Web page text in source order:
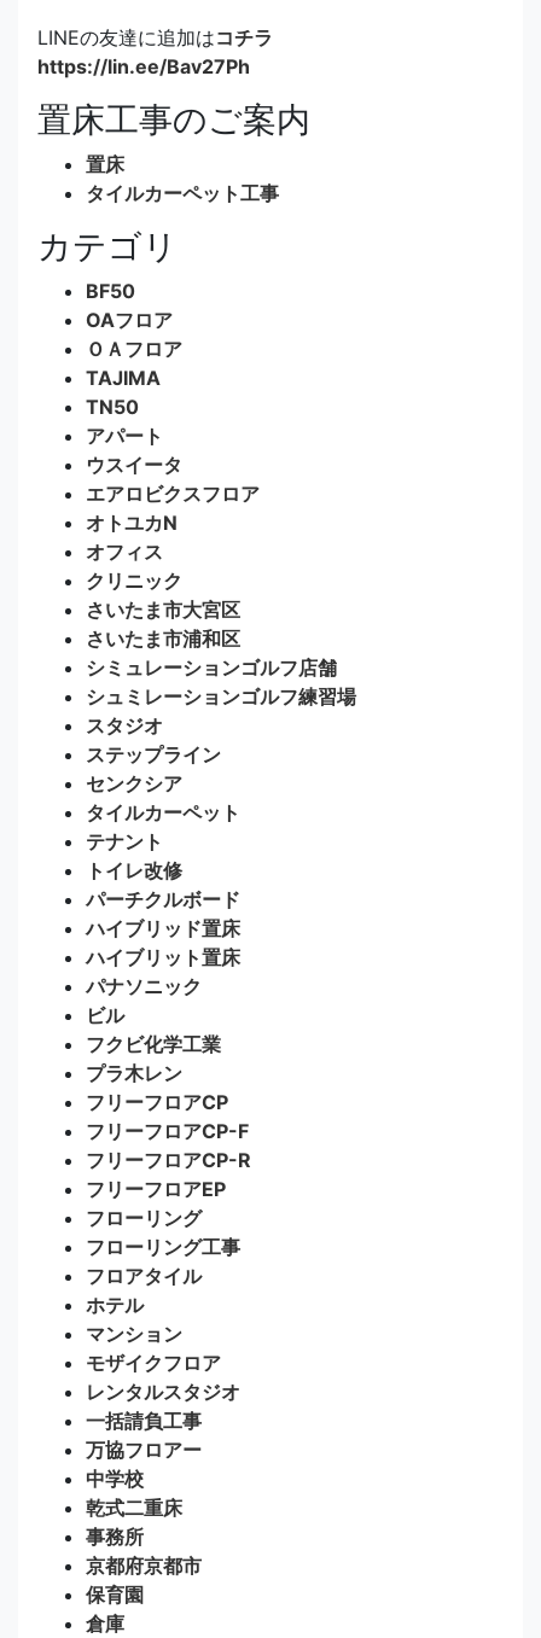
LINEの友達に追加はコチラ
https://lin.ee/Bav27Ph
置床工事のご案内
置床
タイルカーペット工事
カテゴリ
BF50
OAフロア
ＯＡフロア
TAJIMA
TN50
アパート
ウスイータ
エアロビクスフロア
オトユカN
オフィス
クリニック
さいたま市大宮区
さいたま市浦和区
シミュレーションゴルフ店舗
シュミレーションゴルフ練習場
スタジオ
ステップライン
センクシア
タイルカーペット
テナント
トイレ改修
パーチクルボード
ハイブリッド置床
ハイブリット置床
パナソニック
ビル
フクビ化学工業
プラ木レン
フリーフロアCP
フリーフロアCP-F
フリーフロアCP-R
フリーフロアEP
フローリング
フローリング工事
フロアタイル
ホテル
マンション
モザイクフロア
レンタルスタジオ
一括請負工事
万協フロアー
中学校
乾式二重床
事務所
京都府京都市
保育園
倉庫